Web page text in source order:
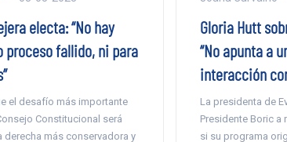
electa: “No hay
proceso fallido, ni para
el desafío más importante
Constitucional será
derecha más conservadora y
Gloria Hutt
“No apunta a
interacción
La presidenta de
Presidente Boric a
si su programa